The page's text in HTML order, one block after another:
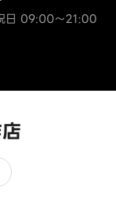
日 09:00～21:00